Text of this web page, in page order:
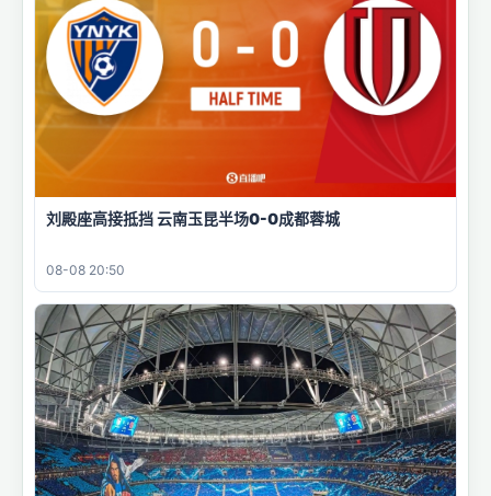
刘殿座高接抵挡 云南玉昆半场0-0成都蓉城
08-08 20:50